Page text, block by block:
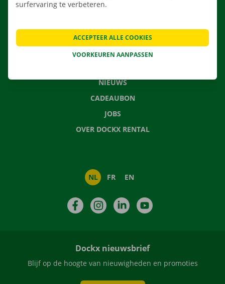
VERHUISOPLOSSINGEN
CONTACTEER ONS
NIEUWS
CADEAUBON
JOBS
OVER DOCKX RENTAL
NL FR EN
FacebookInstagramLinkedIn
Dockx nieuwsbrief
Blijf op de hoogte van nieuwigheden en promoties
surfervaring te verbeteren.
VOORKEUREN AANPASSEN
ACCEPTEER ALLE COOKIES